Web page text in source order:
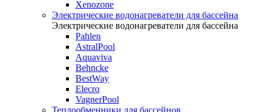
Xenozone
Электрические водонагреватели для бассейна
Электрические водонагреватели для бассейна
Pahlen
AstralPool
Aquaviva
Behncke
BestWay
Elecro
VagnerPool
Теплообменники для бассейнов